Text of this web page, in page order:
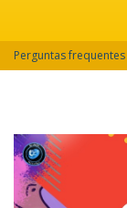
Perguntas frequentes